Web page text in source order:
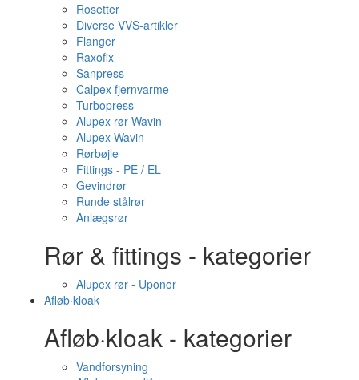
Rosetter
Diverse VVS-artikler
Flanger
Raxofix
Sanpress
Calpex fjernvarme
Turbopress
Alupex rør Wavin
Alupex Wavin
Rørbøjle
Fittings - PE / EL
Gevindrør
Runde stålrør
Anlægsrør
Rør & fittings - kategorier
Alupex rør - Uponor
Afløb·kloak
Afløb·kloak - kategorier
Vandforsyning